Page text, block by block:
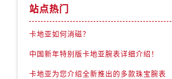
站点热门
卡地亚如何消磁？
中国新年特别版卡地亚腕表详细介绍！
卡地亚为您介绍全新推出的多款珠宝腕表